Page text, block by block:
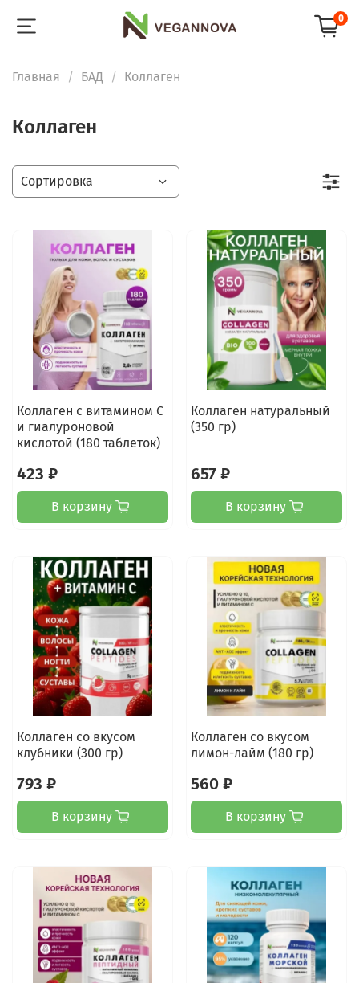
0
Главная БАД Коллаген
Коллаген
Коллаген с витамином С
и гиалуроновой
кислотой (180 таблеток)
423 ₽
В корзину
Коллаген натуральный
(350 гр)
657 ₽
В корзину
Коллаген со вкусом
клубники (300 гр)
793 ₽
В корзину
Коллаген со вкусом
лимон-лайм (180 гр)
560 ₽
В корзину